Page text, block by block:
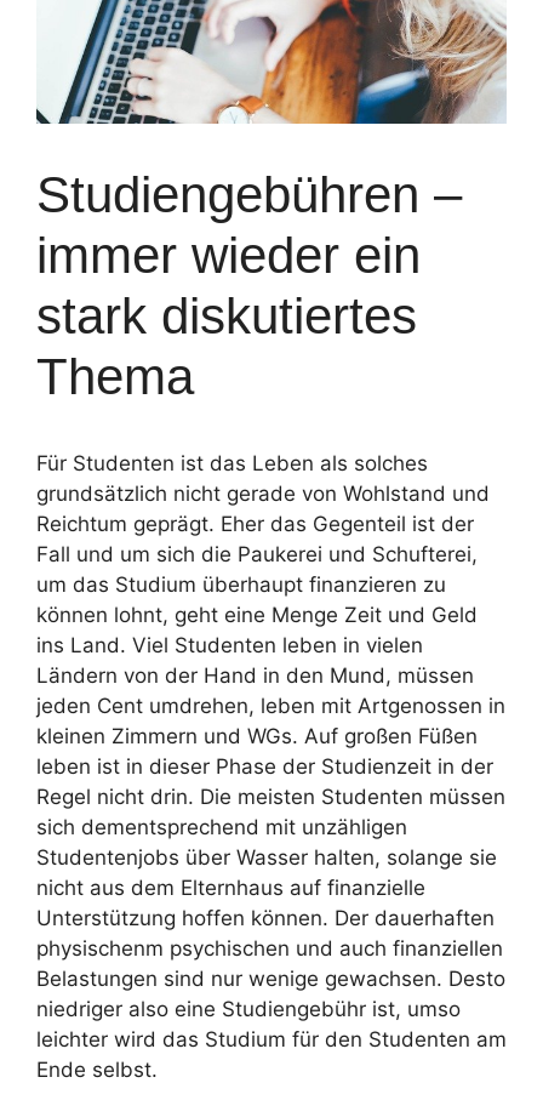
Studiengebühren –
immer wieder ein
stark diskutiertes
Thema
Für Studenten ist das Leben als solches
grundsätzlich nicht gerade von Wohlstand und
Reichtum geprägt. Eher das Gegenteil ist der
Fall und um sich die Paukerei und Schufterei,
um das Studium überhaupt finanzieren zu
können lohnt, geht eine Menge Zeit und Geld
ins Land. Viel Studenten leben in vielen
Ländern von der Hand in den Mund, müssen
jeden Cent umdrehen, leben mit Artgenossen in
kleinen Zimmern und WGs. Auf großen Füßen
leben ist in dieser Phase der Studienzeit in der
Regel nicht drin. Die meisten Studenten müssen
sich dementsprechend mit unzähligen
Studentenjobs über Wasser halten, solange sie
nicht aus dem Elternhaus auf finanzielle
Unterstützung hoffen können. Der dauerhaften
physischenm psychischen und auch finanziellen
Belastungen sind nur wenige gewachsen. Desto
niedriger also eine Studiengebühr ist, umso
leichter wird das Studium für den Studenten am
Ende selbst.